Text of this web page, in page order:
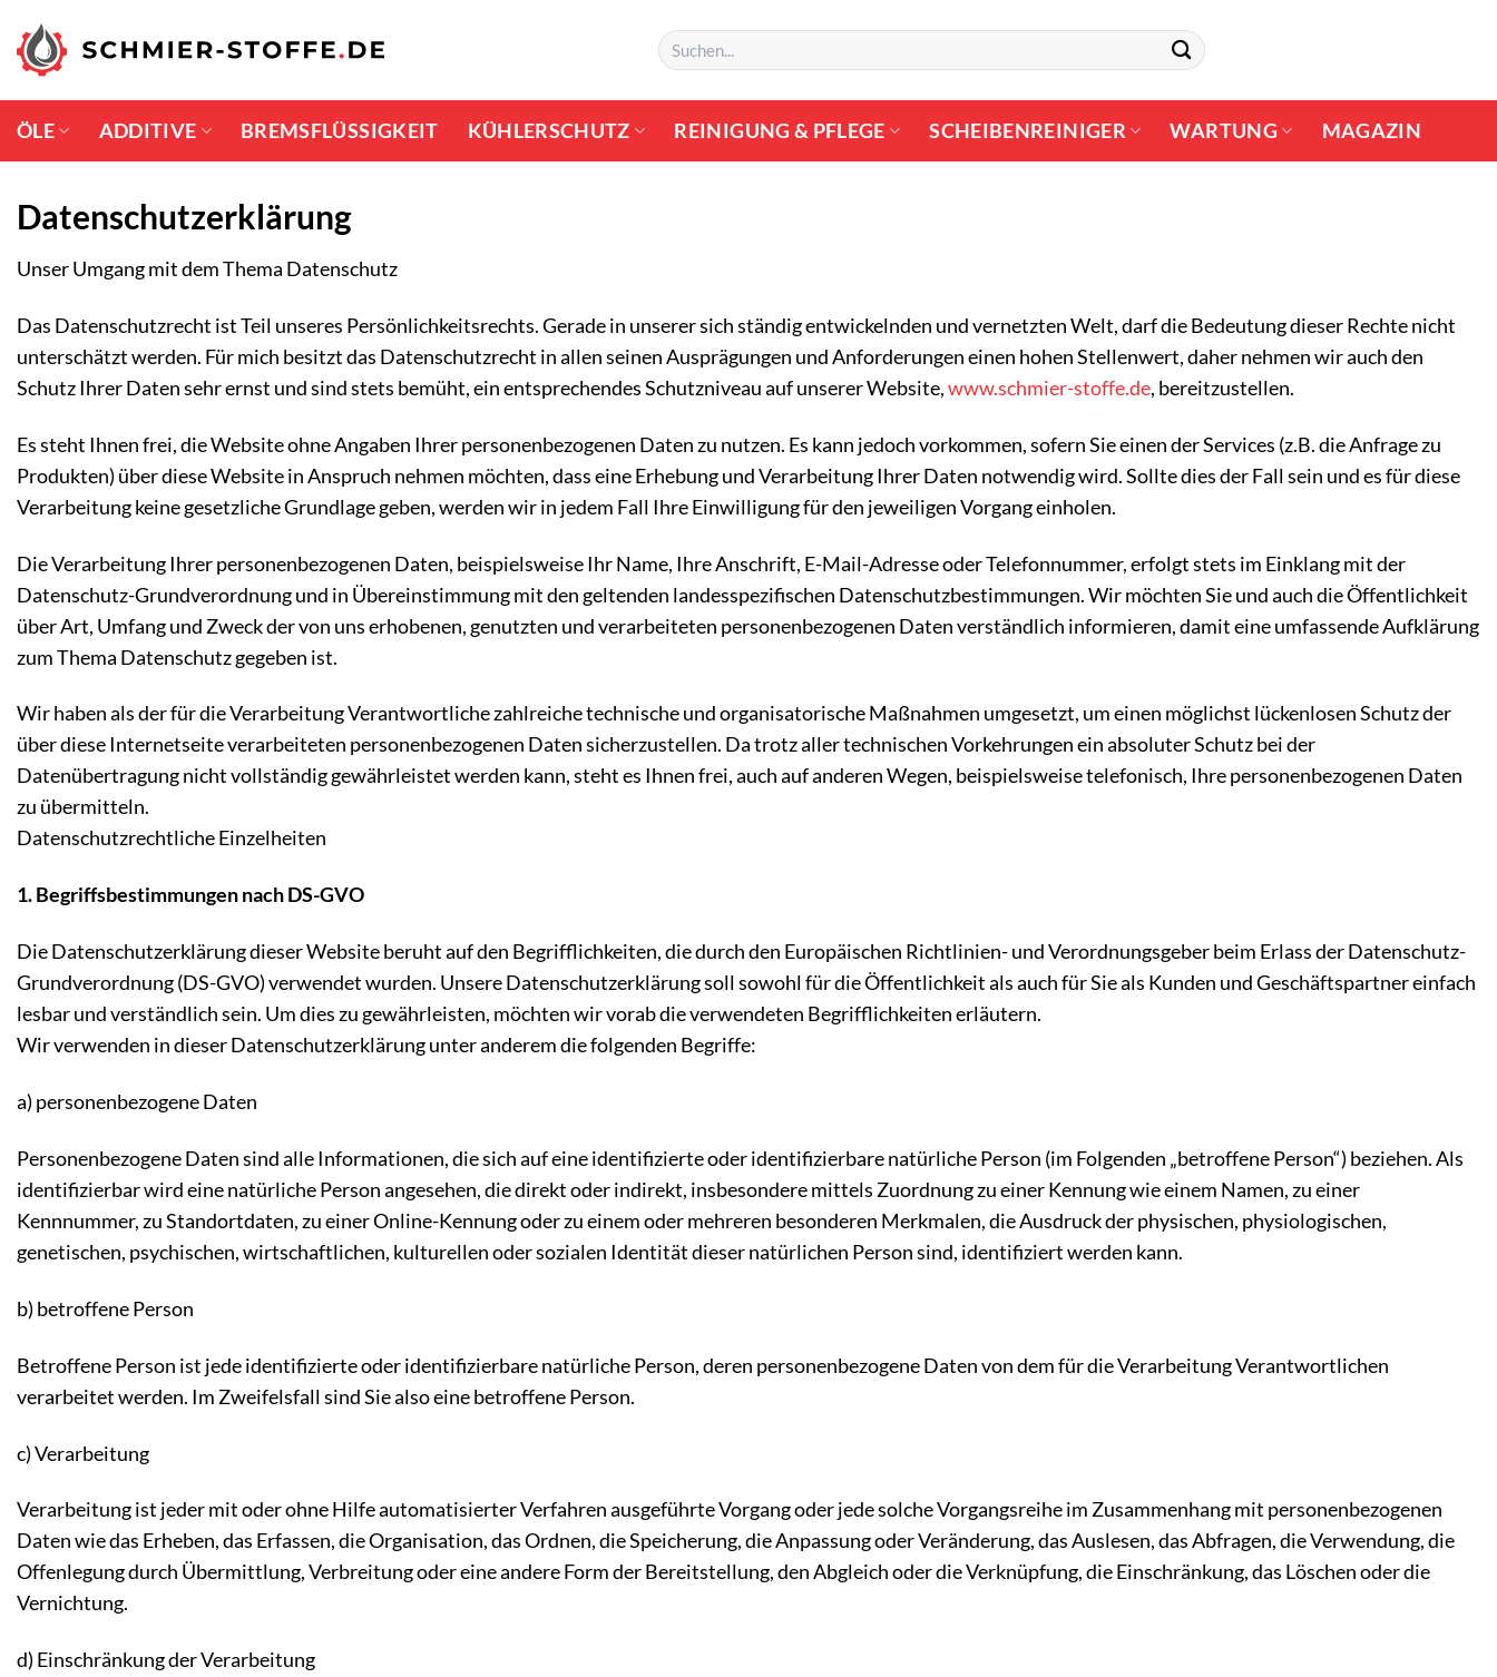
Inhalt
springen
Suchen
nach:
ÖLE ADDITIVE BREMSFLÜSSIGKEIT KÜHLERSCHUTZ REINIGUNG & PFLEGE SCHEIBENREINIGER WARTUNG MAGAZIN
Datenschutzerklärung
Unser Umgang mit dem Thema Datenschutz
Das Datenschutzrecht ist Teil unseres Persönlichkeitsrechts. Gerade in unserer sich ständig entwickelnden und vernetzten Welt, darf die Bedeutung dieser Rechte nicht
unterschätzt werden. Für mich besitzt das Datenschutzrecht in allen seinen Ausprägungen und Anforderungen einen hohen Stellenwert, daher nehmen wir auch den
Schutz Ihrer Daten sehr ernst und sind stets bemüht, ein entsprechendes Schutzniveau auf unserer Website,www.schmier-stoffe.de, bereitzustellen.
Es steht Ihnen frei, die Website ohne Angaben Ihrer personenbezogenen Daten zu nutzen. Es kann jedoch vorkommen, sofern Sie einen der Services (z.B. die Anfrage zu
Produkten) über diese Website in Anspruch nehmen möchten, dass eine Erhebung und Verarbeitung Ihrer Daten notwendig wird. Sollte dies der Fall sein und es für diese
Verarbeitung keine gesetzliche Grundlage geben, werden wir in jedem Fall Ihre Einwilligung für den jeweiligen Vorgang einholen.
Die Verarbeitung Ihrer personenbezogenen Daten, beispielsweise Ihr Name, Ihre Anschrift, E-Mail-Adresse oder Telefonnummer, erfolgt stets im Einklang mit der
Datenschutz-Grundverordnung und in Übereinstimmung mit den geltenden landesspezifischen Datenschutzbestimmungen. Wir möchten Sie und auch die Öffentlichkeit
über Art, Umfang und Zweck der von uns erhobenen, genutzten und verarbeiteten personenbezogenen Daten verständlich informieren, damit eine umfassende Aufklärung
zum Thema Datenschutz gegeben ist.
Wir haben als der für die Verarbeitung Verantwortliche zahlreiche technische und organisatorische Maßnahmen umgesetzt, um einen möglichst lückenlosen Schutz der
über diese Internetseite verarbeiteten personenbezogenen Daten sicherzustellen. Da trotz aller technischen Vorkehrungen ein absoluter Schutz bei der
Datenübertragung nicht vollständig gewährleistet werden kann, steht es Ihnen frei, auch auf anderen Wegen, beispielsweise telefonisch, Ihre personenbezogenen Daten
zu übermitteln.
Datenschutzrechtliche Einzelheiten
1. Begriffsbestimmungen nach DS-GVO
Die Datenschutzerklärung dieser Website beruht auf den Begrifflichkeiten, die durch den Europäischen Richtlinien- und Verordnungsgeber beim Erlass der Datenschutz-
Grundverordnung (DS-GVO) verwendet wurden. Unsere Datenschutzerklärung soll sowohl für die Öffentlichkeit als auch für Sie als Kunden und Geschäftspartner einfach
lesbar und verständlich sein. Um dies zu gewährleisten, möchten wir vorab die verwendeten Begrifflichkeiten erläutern.
Wir verwenden in dieser Datenschutzerklärung unter anderem die folgenden Begriffe:
a) personenbezogene Daten
Personenbezogene Daten sind alle Informationen, die sich auf eine identifizierte oder identifizierbare natürliche Person (im Folgenden „betroffene Person“) beziehen. Als
identifizierbar wird eine natürliche Person angesehen, die direkt oder indirekt, insbesondere mittels Zuordnung zu einer Kennung wie einem Namen, zu einer
Kennnummer, zu Standortdaten, zu einer Online-Kennung oder zu einem oder mehreren besonderen Merkmalen, die Ausdruck der physischen, physiologischen,
genetischen, psychischen, wirtschaftlichen, kulturellen oder sozialen Identität dieser natürlichen Person sind, identifiziert werden kann.
b) betroffene Person
Betroffene Person ist jede identifizierte oder identifizierbare natürliche Person, deren personenbezogene Daten von dem für die Verarbeitung Verantwortlichen
verarbeitet werden. Im Zweifelsfall sind Sie also eine betroffene Person.
c) Verarbeitung
Verarbeitung ist jeder mit oder ohne Hilfe automatisierter Verfahren ausgeführte Vorgang oder jede solche Vorgangsreihe im Zusammenhang mit personenbezogenen
Daten wie das Erheben, das Erfassen, die Organisation, das Ordnen, die Speicherung, die Anpassung oder Veränderung, das Auslesen, das Abfragen, die Verwendung, die
Offenlegung durch Übermittlung, Verbreitung oder eine andere Form der Bereitstellung, den Abgleich oder die Verknüpfung, die Einschränkung, das Löschen oder die
Vernichtung.
d) Einschränkung der Verarbeitung